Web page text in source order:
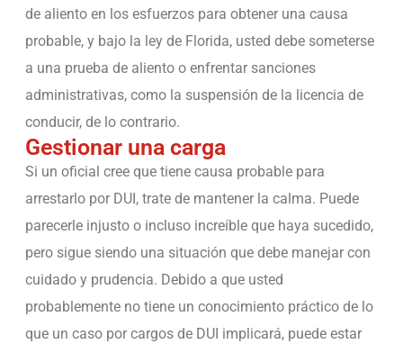
de aliento en los esfuerzos para obtener una causa
probable, y bajo la ley de Florida, usted debe someterse
a una prueba de aliento o enfrentar sanciones
administrativas, como la suspensión de la licencia de
conducir, de lo contrario.
Gestionar una carga
Si un oficial cree que tiene causa probable para
arrestarlo por DUI, trate de mantener la calma. Puede
parecerle injusto o incluso increíble que haya sucedido,
pero sigue siendo una situación que debe manejar con
cuidado y prudencia. Debido a que usted
probablemente no tiene un conocimiento práctico de lo
que un caso por cargos de DUI implicará, puede estar